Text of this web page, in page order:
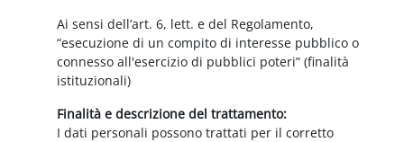
Ai sensi dell’art. 6, lett. e del Regolamento,
“esecuzione di un compito di interesse pubblico o
connesso all'esercizio di pubblici poteri” (finalità
istituzionali)
Finalità e descrizione del trattamento:
I dati personali possono trattati per il corretto